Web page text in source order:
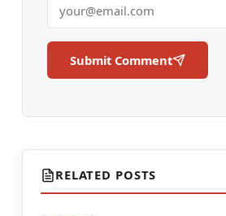
Submit Comment
RELATED POSTS